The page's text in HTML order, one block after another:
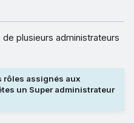
中文（繁體）
plusieurs administrateurs
rôles assignés aux
un Super administrateur